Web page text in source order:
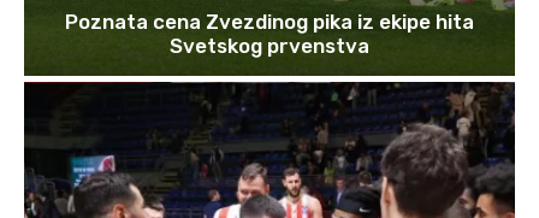
Poznata cena Zvezdinog pika iz ekipe hita
Svetskog prvenstva